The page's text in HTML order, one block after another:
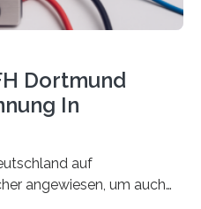
Dortmund
In
auf
angewiesen, um auch